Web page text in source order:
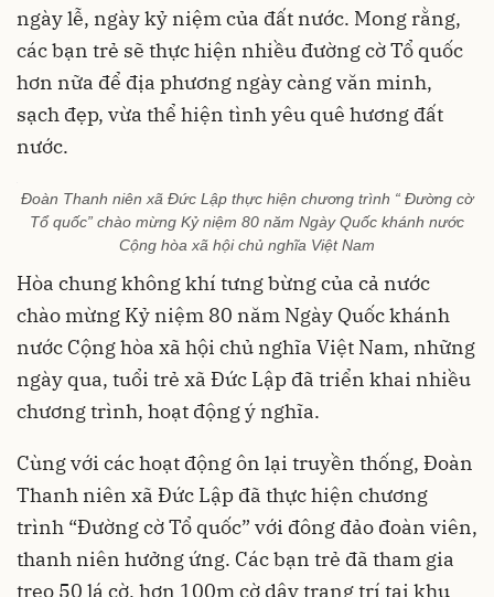
ngày lễ, ngày kỷ niệm của đất nước. Mong rằng,
các bạn trẻ sẽ thực hiện nhiều đường cờ Tổ quốc
hơn nữa để địa phương ngày càng văn minh,
sạch đẹp, vừa thể hiện tình yêu quê hương đất
nước.
Đoàn Thanh niên xã Đức Lập thực hiện chương trình “ Đường cờ
Tổ quốc” chào mừng Kỷ niệm 80 năm Ngày Quốc khánh nước
Cộng hòa xã hội chủ nghĩa Việt Nam
Hòa chung không khí tưng bừng của cả nước
chào mừng Kỷ niệm 80 năm Ngày Quốc khánh
nước Cộng hòa xã hội chủ nghĩa Việt Nam, những
ngày qua, tuổi trẻ xã Đức Lập đã triển khai nhiều
chương trình, hoạt động ý nghĩa.
Cùng với các hoạt động ôn lại truyền thống, Đoàn
Thanh niên xã Đức Lập đã thực hiện chương
trình “Đường cờ Tổ quốc” với đông đảo đoàn viên,
thanh niên hưởng ứng. Các bạn trẻ đã tham gia
treo 50 lá cờ, hơn 100m cờ dây trang trí tại khu